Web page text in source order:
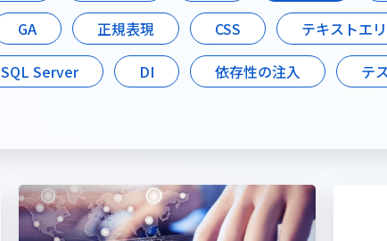
GA 正規表現 CSS テキストエ
SQL Server DI 依存性の注入
テ